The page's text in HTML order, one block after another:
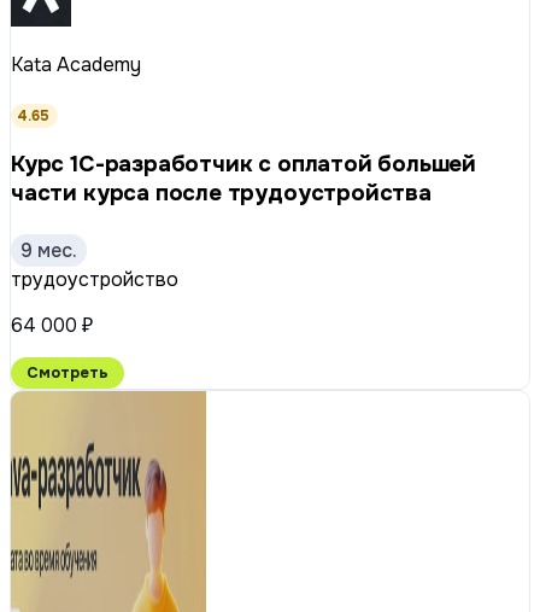
Kata Academy
4.65
Курс 1С-разработчик с оплатой большей
части курса после трудоустройства
9 мес.
трудоустройство
64 000 ₽
Смотреть